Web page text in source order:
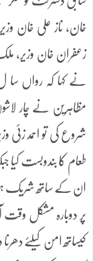
خان، ناز علی خان
زعفران خان وزیر،
نے کہا کہ رواں
مظاہرین نے چار
شروع کی تو احمد زئی
ان کے ساتھ شریک ہو
کیساتھ امن کیلئے